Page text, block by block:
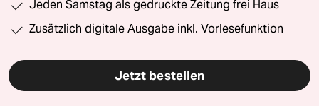
Jeden Samstag als gedruckte Zeitung frei Haus
Zusätzlich digitale Ausgabe inkl. Vorlesefunktion
Jetzt bestellen